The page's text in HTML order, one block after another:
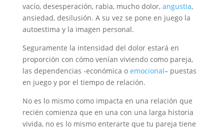
vacío, desesperación, rabia, mucho dolor, angustia,
ansiedad, desilusión. A su vez se pone en juego la
autoestima y la imagen personal.
Seguramente la intensidad del dolor estará en
proporción con cómo venían viviendo como pareja,
las dependencias -económica o emocional– puestas
en juego y por el tiempo de relación.
No es lo mismo como impacta en una relación que
recién comienza que en una con una larga historia
vivida, no es lo mismo enterarte que tu pareja tiene